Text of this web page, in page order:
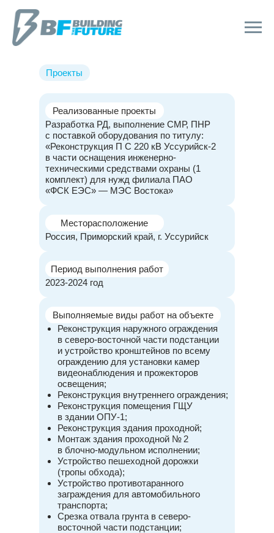
Реализованные проекты
Разработка РД, выполнение СМР, ПНР
с поставкой оборудования по титулу:
«Реконструкция П С 220 кВ Уссурийск-2
в части оснащения инженерно-
техническими средствами охраны (1
комплект) для нужд филиала ПАО
«ФСК ЕЭС» — МЭС Востока»
Месторасположение
Россия, Приморский край, г. Уссурийск
Период выполнения работ
2023-2024 год
Выполняемые виды работ на объекте
Реконструкция наружного ограждения
в северо-восточной части подстанции
и устройство кронштейнов по всему
ограждению для установки камер
видеонаблюдения и прожекторов
освещения;
Реконструкция внутреннего ограждения;
Реконструкция помещения ГЩУ
в здании ОПУ-1;
Реконструкция здания проходной;
Монтаж здания проходной № 2
в блочно-модульном исполнении;
Устройство пешеходной дорожки
(тропы обхода);
Устройство противотаранного
заграждения для автомобильного
транспорта;
Срезка отвала грунта в северо-
восточной части подстанции;
Проекты